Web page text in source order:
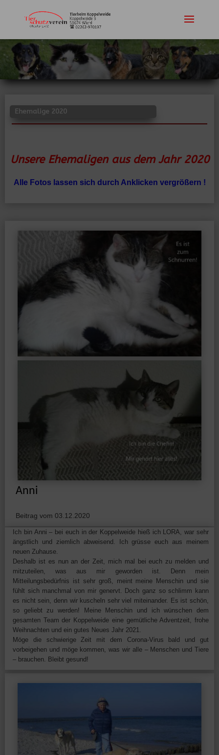
Ehemalige 2020
Unsere Ehemaligen aus dem Jahr 2020
Alle Fotos lassen sich durch Anklicken vergrößern !
Anni
Beitrag vom 03.12.2020
Ich bin Anni – bei euch in der Koppelweide hieß ich LORA, war sehr
ängstlich und ziemlich abweisend. Ich grüsse euch aus meinem
neuen Zuhause.
Deshalb ist es nun an der Zeit, mich mal bei euch zu melden und
mitzuteilen, was aus mir geworden ist. Denn mein
Mitteilungsbedürfnis ist sehr groß, meint meine Menschin und sie
fühlt sich manchmal von mir genervt. Doch ganz so schlimm kann
es nicht sein, denn wir kuscheln sehr viel miteinander. Es ist schön,
so geliebt zu werden! Meine Menschin und ich wünschen dem
gesamten Team der Koppelweide eine gemütliche Adventzeit, frohe
Weihnachten und ein gutes Neues Jahr 2021.
Möge die schwierige Zeit mit dem Corona-Virus bald und gut
vorbeigehen und möge kommen, was wir alle – Menschen und Tiere
– brauchen. Bleibt gesund!